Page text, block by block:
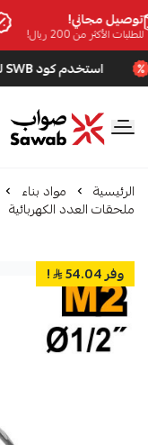
مجاني!
الأكثر من 200 ريال!
استخدم كود SWB لخصم إضافي + شحن مجاني للطلبات فوق 200 ريال
صواب
الرئيسية مواد بناء
ملحقات العدد الكهربائية
وفر 54.04 !